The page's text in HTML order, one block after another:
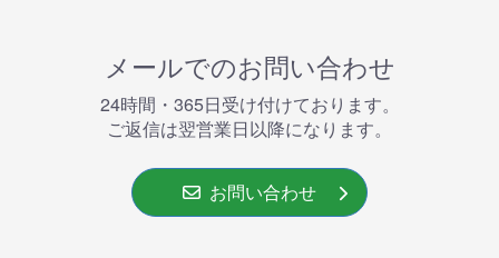
メールでのお問い合わせ
24時間・365⽇受け付けております。
ご返信は翌営業⽇以降になります。
お問い合わせ